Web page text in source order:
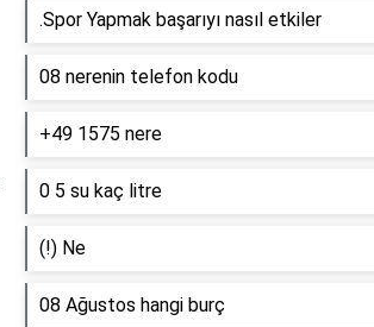
.Spor Yapmak başarıyı nasıl etkiler
08 nerenin telefon kodu
+49 1575 nere
0 5 su kaç litre
(!) Ne
08 Ağustos hangi burç